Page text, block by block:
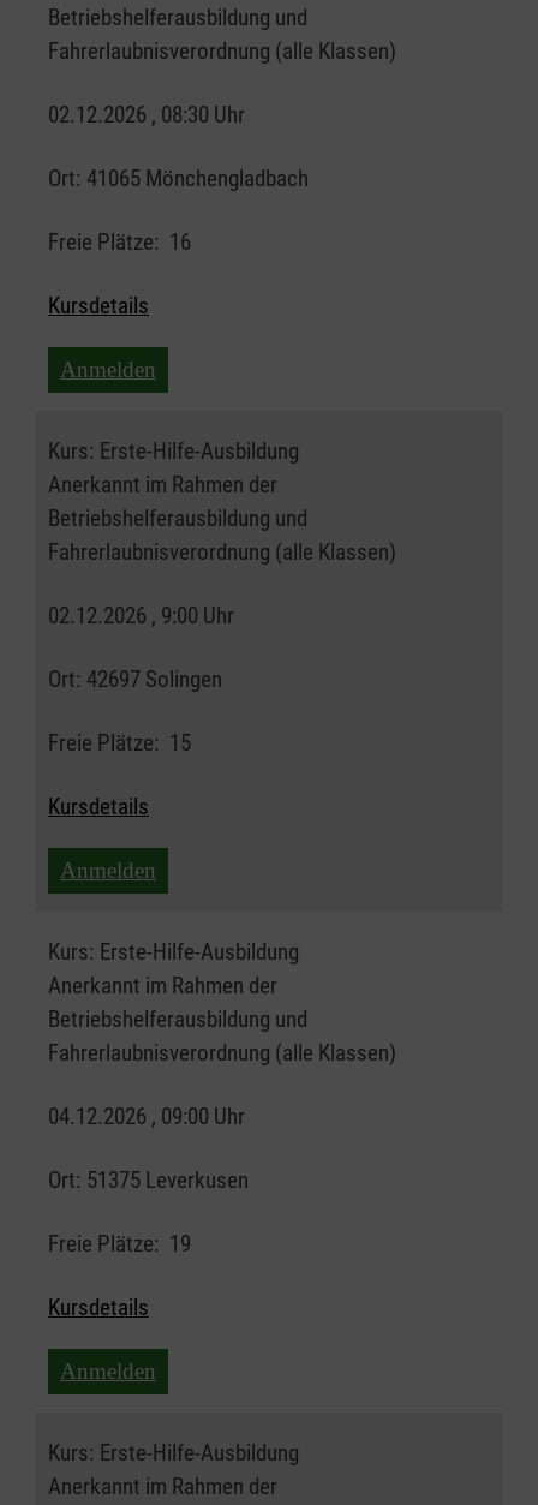
Betriebshelferausbildung und
Fahrerlaubnisverordnung (alle Klassen)
02.12.2026 , 08:30 Uhr
Ort: 41065 Mönchengladbach
Freie Plätze: 16
Kursdetails
Anmelden
Kurs: Erste-Hilfe-Ausbildung
Anerkannt im Rahmen der
Betriebshelferausbildung und
Fahrerlaubnisverordnung (alle Klassen)
02.12.2026 , 9:00 Uhr
Ort: 42697 Solingen
Freie Plätze: 15
Kursdetails
Anmelden
Kurs: Erste-Hilfe-Ausbildung
Anerkannt im Rahmen der
Betriebshelferausbildung und
Fahrerlaubnisverordnung (alle Klassen)
04.12.2026 , 09:00 Uhr
Ort: 51375 Leverkusen
Freie Plätze: 19
Kursdetails
Anmelden
Kurs: Erste-Hilfe-Ausbildung
Anerkannt im Rahmen der